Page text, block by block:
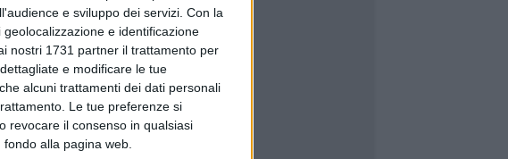
e sviluppo dei servizi. Con la
e identificazione
nostri 1731 partner il trattamento per
e modificare le tue
alcuni trattamenti dei dati personali
Le tue preferenze si
revocare il consenso in qualsiasi
alla pagina web.
Giulitto,
e
di
Corato.
parte,